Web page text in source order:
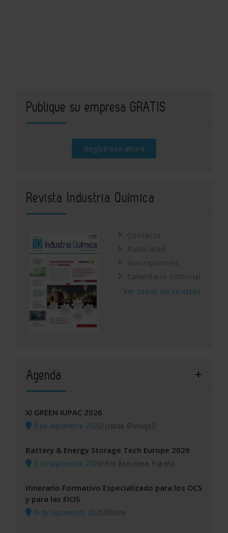
Publique su empresa GRATIS
Regístrese ahora
Revista Industria Química
Contacto
Publicidad
Suscripciones
Calendario Editorial
Ver todas las revistas
Agenda
XI GREEN IUPAC 2026
8 de septiembre, 2026/Lisboa (Portugal)
Battery & Energy Storage Tech Europe 2026
8 de septiembre, 2026/Fira Barcelona, España
Itinerario Formativo Especializado para los OCS
y para las EICIS
14 de septiembre, 2026/Online